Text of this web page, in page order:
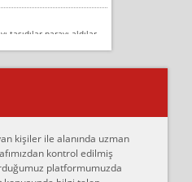
taşıdılar parayı aldılar.
alüminyum renkli bantı
kişiler ile alanında uzman
kontrol edilmiş
platformumuzda